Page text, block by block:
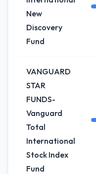
New
Discovery
Fund
VANGUARD
STAR
FUNDS-
Vanguard
Total
International
Stock Index
Fund